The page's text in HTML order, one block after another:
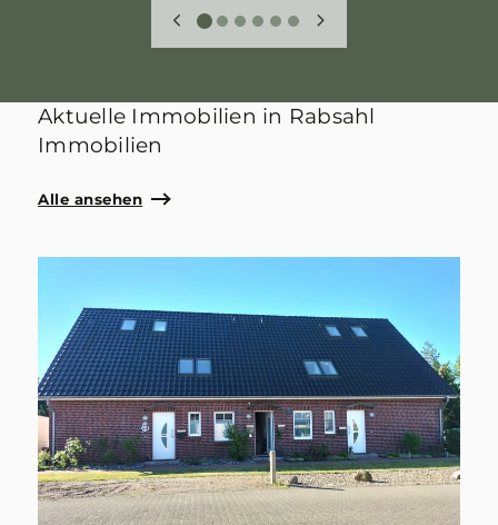
Aktuelle Immobilien in Rabsahl
Immobilien
Alle ansehen